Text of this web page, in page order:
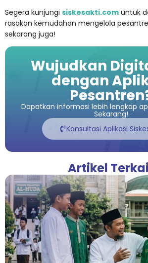
Segera kunjungi siskesakti.com untuk
rasakan kemudahan mengelola
sekarang juga!
Wujudkan
dengan
Dapatkan informasi lebih lengkap
Sekarang!
Konsultasi Aplikasi
Artikel